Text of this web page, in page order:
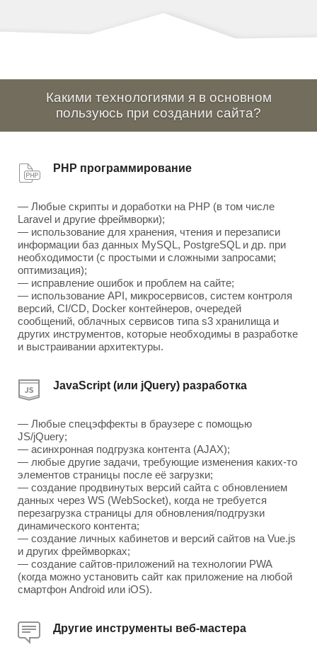
Какими технологиями я в основном
пользуюсь при создании сайта?
PHP программирование
— Любые скрипты и доработки на PHP (в том числе
Laravel и другие фреймворки);
— использование для хранения, чтения и перезаписи
информации баз данных MySQL, PostgreSQL и др. при
необходимости (с простыми и сложными запросами;
оптимизация);
— исправление ошибок и проблем на сайте;
— использование API, микросервисов, систем контроля
версий, CI/CD, Docker контейнеров, очередей
сообщений, облачных сервисов типа s3 хранилища и
других инструментов, которые необходимы в разработке
и выстраивании архитектуры.
JavaScript (или jQuery) разработка
— Любые спецэффекты в браузере с помощью
JS/jQuery;
— асинхронная подгрузка контента (AJAX);
— любые другие задачи, требующие изменения каких-то
элементов страницы после её загрузки;
— создание продвинутых версий сайта с обновлением
данных через WS (WebSocket), когда не требуется
перезагрузка страницы для обновления/подгрузки
динамического контента;
— создание личных кабинетов и версий сайтов на Vue.js
и других фреймворках;
— создание сайтов-приложений на технологии PWA
(когда можно установить сайт как приложение на любой
смартфон Android или iOS).
Другие инструменты веб-мастера